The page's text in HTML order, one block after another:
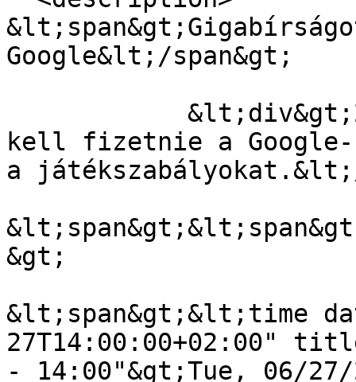
Google&lt;/span&gt;
kell fizetnie a
a
&gt;
&lt;span&gt;&lt;time
27T14:00:00+02:00"
- 14:00"&gt;Tue, 06/